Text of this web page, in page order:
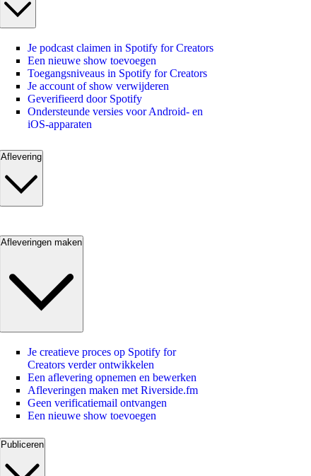
Je podcast claimen in Spotify for Creators
Een nieuwe show toevoegen
Toegangsniveaus in Spotify for Creators
Je account of show verwijderen
Geverifieerd door Spotify
Ondersteunde versies voor Android- en
iOS-apparaten
Aflevering
Afleveringen maken
Je creatieve proces op Spotify for
Creators verder ontwikkelen
Een aflevering opnemen en bewerken
Afleveringen maken met Riverside.fm
Geen verificatiemail ontvangen
Een nieuwe show toevoegen
Publiceren